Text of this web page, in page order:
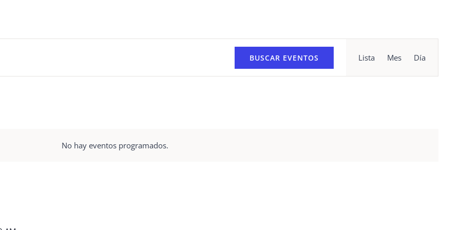
No hay eventos programados.
BUSCAR EVENTOS
de
vistas
Lista Mes Día